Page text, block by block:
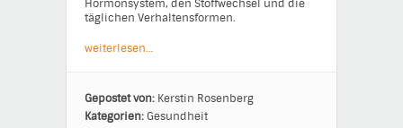
Hormonsystem, den Stoffwechsel und die
täglichen Verhaltensformen.
weiterlesen…
Gepostet von: Kerstin Rosenberg
Kategorien: Gesundheit